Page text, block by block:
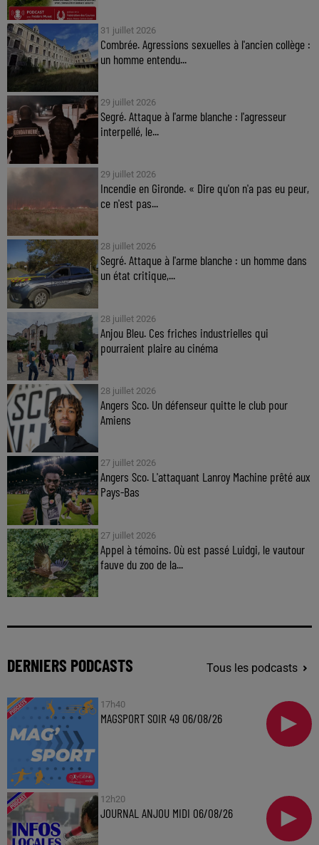
31 juillet 2026
Combrée. Agressions sexuelles à l'ancien collège :
un homme entendu...
29 juillet 2026
Segré. Attaque à l'arme blanche : l'agresseur
interpellé, le...
29 juillet 2026
Incendie en Gironde. « Dire qu'on n'a pas eu peur,
ce n'est pas...
28 juillet 2026
Segré. Attaque à l'arme blanche : un homme dans
un état critique,...
28 juillet 2026
Anjou Bleu. Ces friches industrielles qui
pourraient plaire au cinéma
28 juillet 2026
Angers Sco. Un défenseur quitte le club pour
Amiens
27 juillet 2026
Angers Sco. L'attaquant Lanroy Machine prêté aux
Pays-Bas
27 juillet 2026
Appel à témoins. Où est passé Luidgi, le vautour
fauve du zoo de la...
DERNIERS PODCASTS Tous les podcasts
17h40
MAGSPORT SOIR 49 06/08/26
12h20
JOURNAL ANJOU MIDI 06/08/26